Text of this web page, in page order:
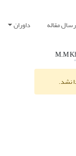
مقاله داوران
M.M
نشد.